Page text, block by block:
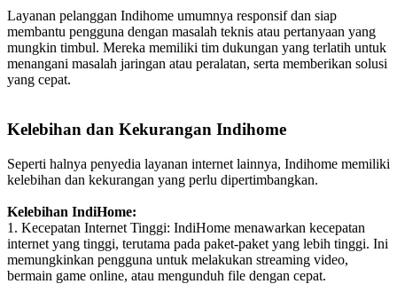
Layanan pelanggan Indihome umumnya responsif dan siap
membantu pengguna dengan masalah teknis atau pertanyaan yang
mungkin timbul. Mereka memiliki tim dukungan yang terlatih untuk
menangani masalah jaringan atau peralatan, serta memberikan solusi
yang cepat.
Kelebihan dan Kekurangan Indihome
Seperti halnya penyedia layanan internet lainnya, Indihome memiliki
kelebihan dan kekurangan yang perlu dipertimbangkan.
Kelebihan IndiHome:
1. Kecepatan Internet Tinggi: IndiHome menawarkan kecepatan
internet yang tinggi, terutama pada paket-paket yang lebih tinggi. Ini
memungkinkan pengguna untuk melakukan streaming video,
bermain game online, atau mengunduh file dengan cepat.